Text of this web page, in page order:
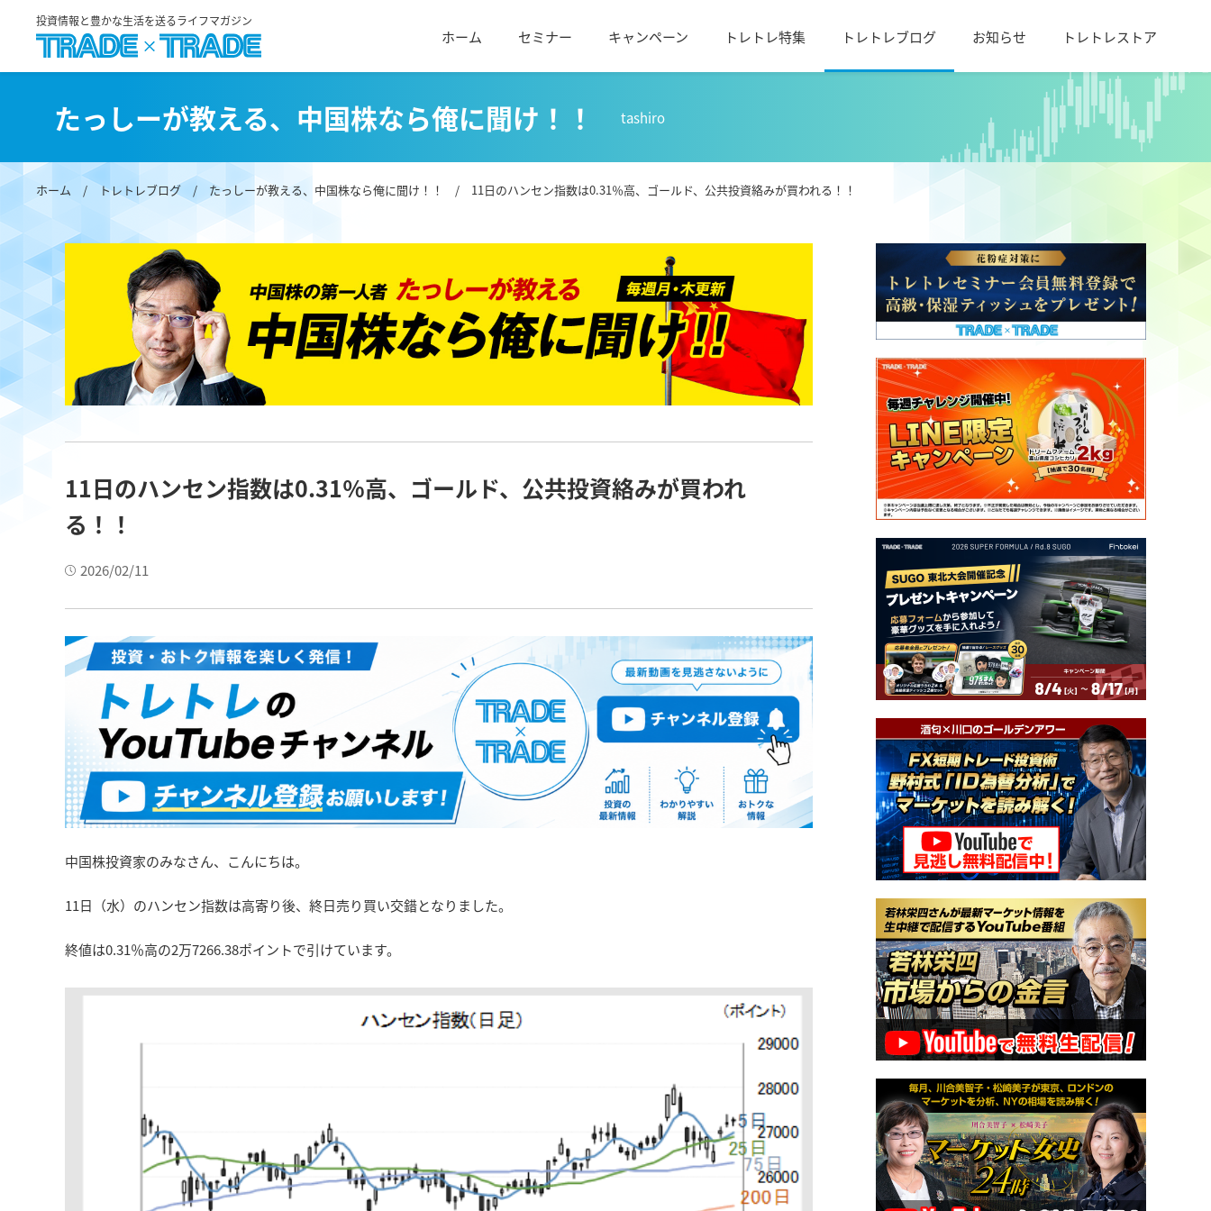
投資情報と豊かな生活を送るライフマガジン
ホーム セミナー キャンペーン トレトレ特集 トレトレブログ お知らせ トレトレストア
たっしーが教える、中国株なら俺に聞け！！ tashiro
ホーム /トレトレブログ / たっしーが教える、中国株なら俺に聞け！！ / 11日のハンセン指数は0.31％高、ゴールド、公共投資絡みが買われる！！
11日のハンセン指数は0.31％高、ゴールド、公共投資絡みが買われ
る！！
2026/02/11
中国株投資家のみなさん、こんにちは。
11日（水）のハンセン指数は高寄り後、終日売り買い交錯となりました。
終値は0.31％高の2万7266.38ポイントで引けています。